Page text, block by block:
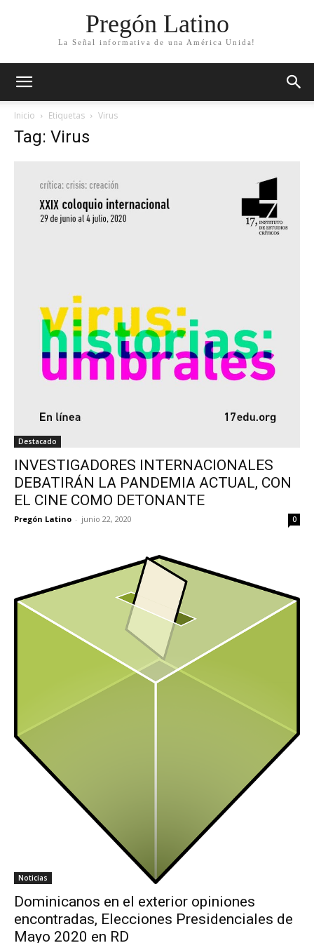
Pregón Latino
La Señal informativa de una América Unida!
Inicio Etiquetas Virus
Tag: Virus
Destacado
INVESTIGADORES INTERNACIONALES
DEBATIRÁN LA PANDEMIA ACTUAL, CON
EL CINE COMO DETONANTE
Pregón Latino - junio 22, 2020 0
Noticias
Dominicanos en el exterior opiniones
encontradas, Elecciones Presidenciales de
Mayo 2020 en RD